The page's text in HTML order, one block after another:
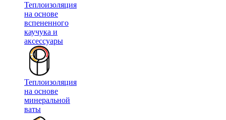
Теплоизоляция
на основе
вспененного
каучука и
аксессуары
Теплоизоляция
на основе
минеральной
ваты